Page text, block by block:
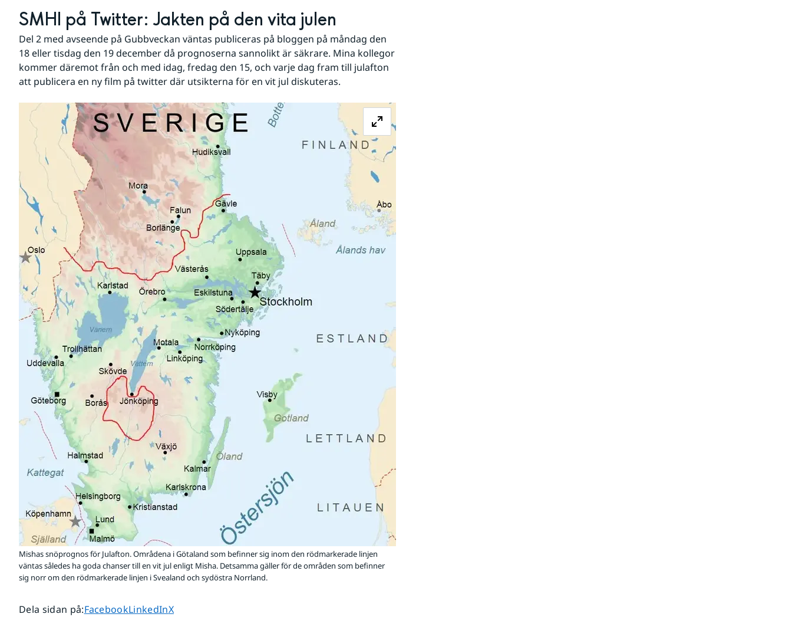
SMHI på Twitter: Jakten på den vita julen
Del 2 med avseende på Gubbveckan väntas publiceras på bloggen på måndag den
18 eller tisdag den 19 december då prognoserna sannolikt är säkrare. Mina kollegor
kommer däremot från och med idag, fredag den 15, och varje dag fram till julafton
att publicera en ny film på twitter där utsikterna för en vit jul diskuteras.
Förstora bilden
Mishas snöprognos för Julafton. Områdena i Götaland som befinner sig inom den rödmarkerade linjen
väntas således ha goda chanser till en vit jul enligt Misha. Detsamma gäller för de områden som befinner
sig norr om den rödmarkerade linjen i Svealand och sydöstra Norrland.
Dela sidan på:Dela sidan på
FacebookDela sidan på
LinkedInDela sidan på
X